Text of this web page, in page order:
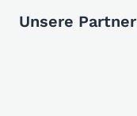
Unsere Partner